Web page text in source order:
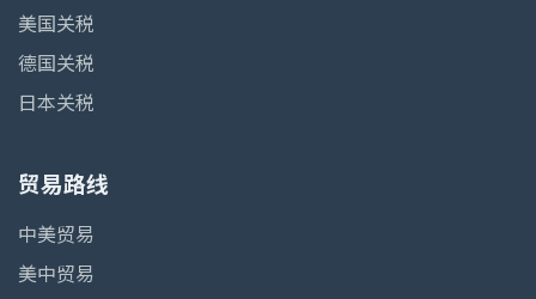
美国关税
德国关税
日本关税
贸易路线
中美贸易
美中贸易